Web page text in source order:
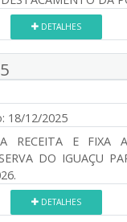
DETALHES
18/12/2025
RECEITA E FIXA
DO IGUAÇU
DETALHES